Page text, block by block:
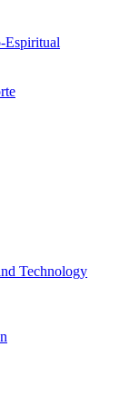
Espiritual
Technology